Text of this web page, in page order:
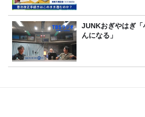
JUNKおぎやはぎ「
んになる」